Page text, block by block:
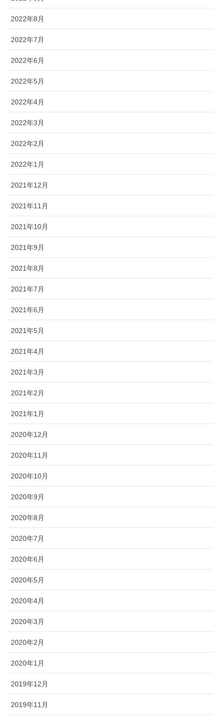
2022年8月
2022年7月
2022年6月
2022年5月
2022年4月
2022年3月
2022年2月
2022年1月
2021年12月
2021年11月
2021年10月
2021年9月
2021年8月
2021年7月
2021年6月
2021年5月
2021年4月
2021年3月
2021年2月
2021年1月
2020年12月
2020年11月
2020年10月
2020年9月
2020年8月
2020年7月
2020年6月
2020年5月
2020年4月
2020年3月
2020年2月
2020年1月
2019年12月
2019年11月